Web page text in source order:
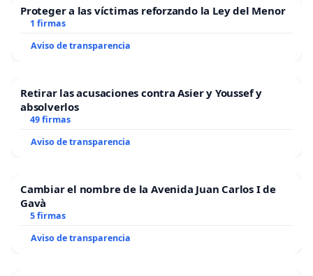
Proteger a las víctimas reforzando la Ley del Menor
1 firmas
Aviso de transparencia
Retirar las acusaciones contra Asier y Youssef y
absolverlos
49 firmas
Aviso de transparencia
Cambiar el nombre de la Avenida Juan Carlos I de
Gavà
5 firmas
Aviso de transparencia